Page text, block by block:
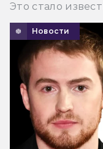
Это стало
Новости